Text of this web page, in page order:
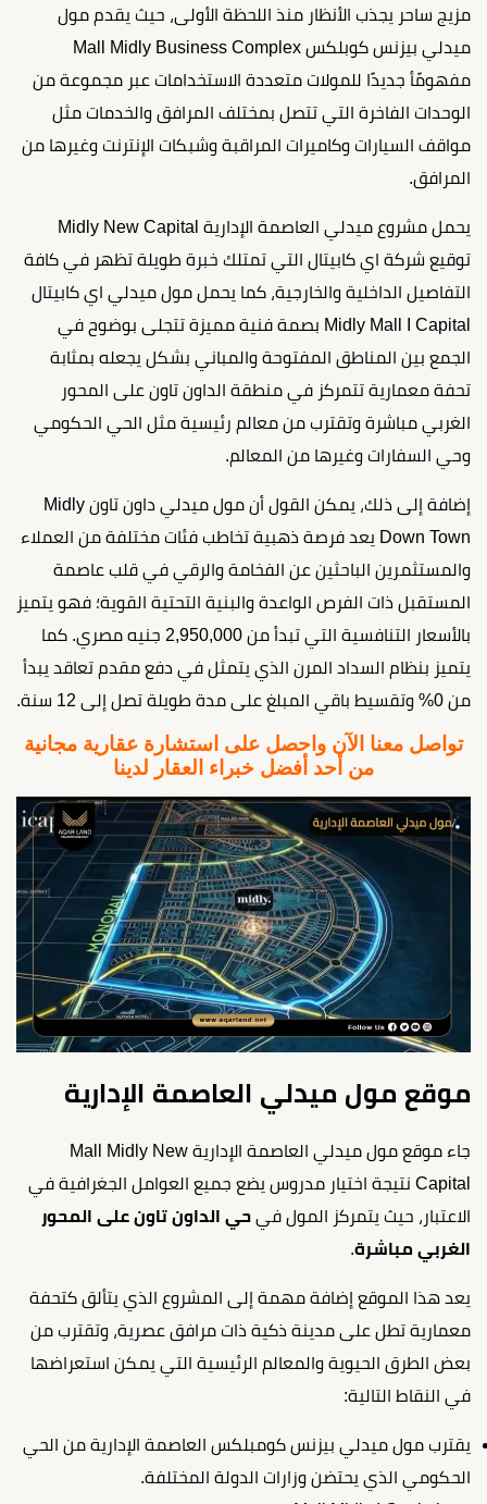
مزيج ساحر يجذب الأنظار منذ اللحظة الأولى، حيث يقدم مول
ميدلي بيزنس كوبلكس Mall Midly Business Complex
مفهومًأ جديدًا للمولات متعددة الاستخدامات عبر مجموعة من
الوحدات الفاخرة التي تتصل بمختلف المرافق والخدمات مثل
مواقف السيارات وكاميرات المراقبة وشبكات الإنترنت وغيرها من
المرافق.
يحمل مشروع ميدلي العاصمة الإدارية Midly New Capital
توقيع شركة اي كابيتال التي تمتلك خبرة طويلة تظهر في كافة
التفاصيل الداخلية والخارجية، كما يحمل مول ميدلي اي كابيتال
Midly Mall I Capital بصمة فنية مميزة تتجلى بوضوح في
الجمع بين المناطق المفتوحة والمباني بشكل يجعله بمثابة
تحفة معمارية تتمركز في منطقة الداون تاون على المحور
الغربي مباشرة وتقترب من معالم رئيسية مثل الحي الحكومي
وحي السفارات وغيرها من المعالم.
إضافة إلى ذلك، يمكن القول أن مول ميدلي داون تاون Midly
Down Town يعد فرصة ذهبية تخاطب فئات مختلفة من العملاء
والمستثمرين الباحثين عن الفخامة والرقي في قلب عاصمة
المستقبل ذات الفرص الواعدة والبنية التحتية القوية؛ فهو يتميز
بالأسعار التنافسية التي تبدأ من 2,950,000 جنيه مصري. كما
يتميز بنظام السداد المرن الذي يتمثل في دفع مقدم تعاقد يبدأ
من 0% وتقسيط باقي المبلغ على مدة طويلة تصل إلى 12 سنة.
تواصل معنا الآن واحصل على استشارة عقارية مجانية
من أحد أفضل خبراء العقار لدينا
موقع مول ميدلي العاصمة الإدارية
جاء موقع مول ميدلي العاصمة الإدارية Mall Midly New
Capital نتيجة اختيار مدروس يضع جميع العوامل الجغرافية في
الاعتبار، حيث يتمركز المول في حي الداون تاون على المحور
الغربي مباشرة.
يعد هذا الموقع إضافة مهمة إلى المشروع الذي يتألق كتحفة
معمارية تطل على مدينة ذكية ذات مرافق عصرية، وتقترب من
بعض الطرق الحيوية والمعالم الرئيسية التي يمكن استعراضها
في النقاط التالية:
يقترب مول ميدلي بيزنس كومبلكس العاصمة الإدارية من الحي
الحكومي الذي يحتضن وزارات الدولة المختلفة.